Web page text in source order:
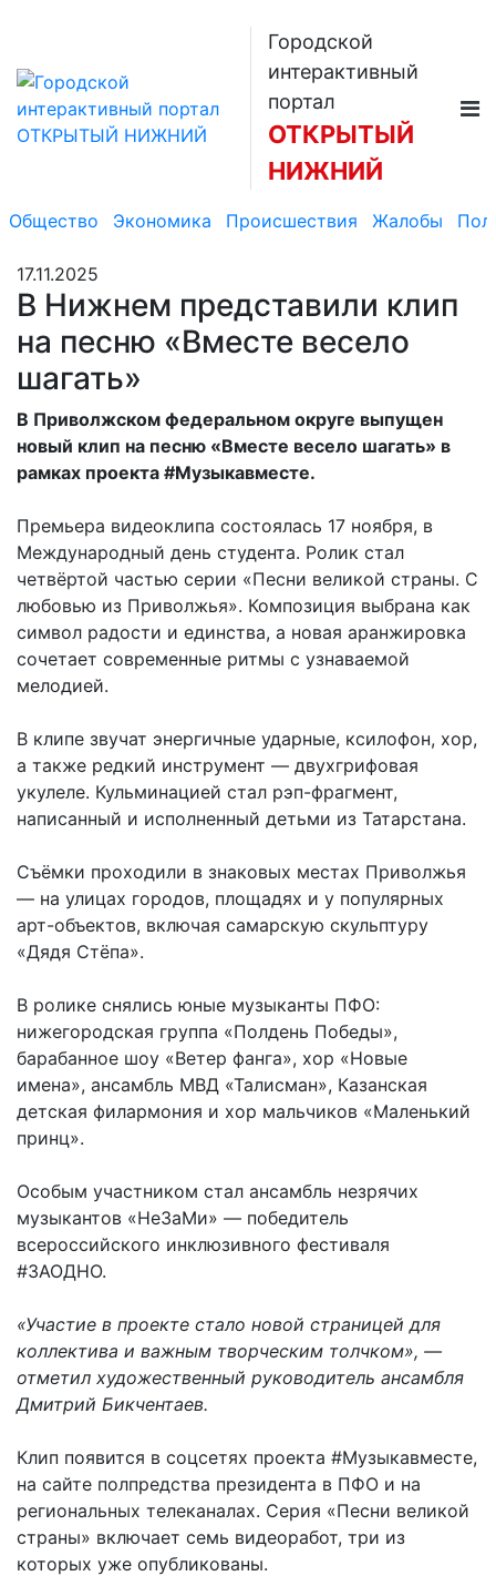
Городской
интерактивный
портал
ОТКРЫТЫЙ
НИЖНИЙ
Общество Экономика Происшествия Жалобы
17.11.2025
В Нижнем представили клип
на песню «Вместе весело
шагать»
В Приволжском федеральном округе выпущен
новый клип на песню «Вместе весело шагать» в
рамках проекта #Музыкавместе.
Премьера видеоклипа состоялась 17 ноября, в
Международный день студента. Ролик стал
четвёртой частью серии «Песни великой страны. С
любовью из Приволжья». Композиция выбрана как
символ радости и единства, а новая аранжировка
сочетает современные ритмы с узнаваемой
мелодией.
В клипе звучат энергичные ударные, ксилофон, хор,
а также редкий инструмент — двухгрифовая
укулеле. Кульминацией стал рэп-фрагмент,
написанный и исполненный детьми из Татарстана.
Съёмки проходили в знаковых местах Приволжья
— на улицах городов, площадях и у популярных
арт-объектов, включая самарскую скульптуру
«Дядя Стёпа».
В ролике снялись юные музыканты ПФО:
нижегородская группа «Полдень Победы»,
барабанное шоу «Ветер фанга», хор «Новые
имена», ансамбль МВД «Талисман», Казанская
детская филармония и хор мальчиков «Маленький
принц».
Особым участником стал ансамбль незрячих
музыкантов «НеЗаМи» — победитель
всероссийского инклюзивного фестиваля
#ЗАОДНО.
«Участие в проекте стало новой страницей для
коллектива и важным творческим толчком», —
отметил художественный руководитель ансамбля
Дмитрий Бикчентаев.
Клип появится в соцсетях проекта #Музыкавместе,
на сайте полпредства президента в ПФО и на
региональных телеканалах. Серия «Песни великой
страны» включает семь видеоработ, три из
которых уже опубликованы.